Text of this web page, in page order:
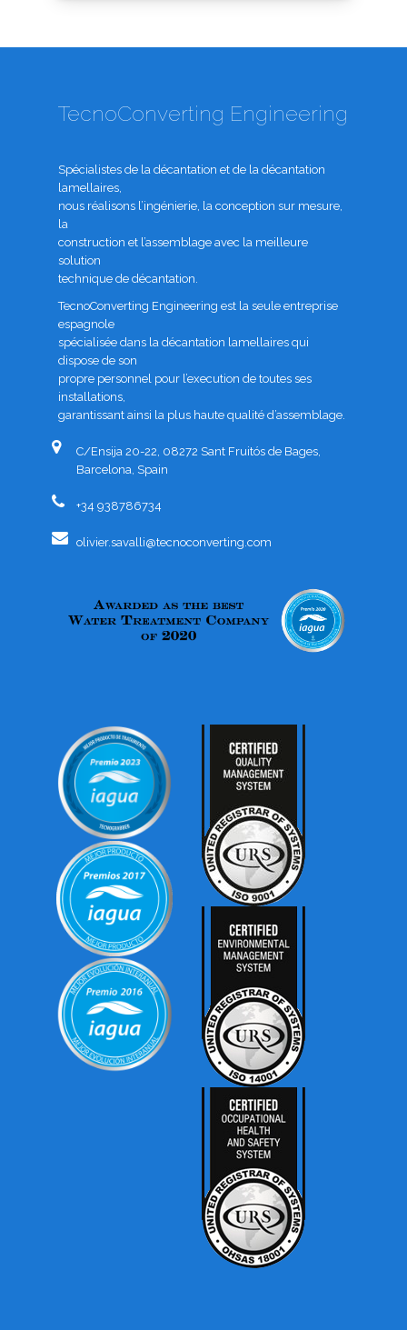
TecnoConverting Engineering
Spécialistes de la décantation et de la décantation
lamellaires,
nous réalisons l’ingénierie, la conception sur mesure,
la
construction et l’assemblage avec la meilleure
solution
technique de décantation.
TecnoConverting Engineering est la seule entreprise
espagnole
spécialisée dans la décantation lamellaires qui
dispose de son
propre personnel pour l’execution de toutes ses
installations,
garantissant ainsi la plus haute qualité d’assemblage.
C/Ensija 20-22, 08272 Sant Fruitós de Bages,
Barcelona, Spain
+34 938786734
olivier.savalli@tecnoconverting.com